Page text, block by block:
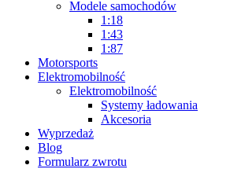
Modele samochodów
1:18
1:43
1:87
Motorsports
Elektromobilność
Elektromobilność
Systemy ładowania
Akcesoria
Wyprzedaż
Blog
Formularz zwrotu